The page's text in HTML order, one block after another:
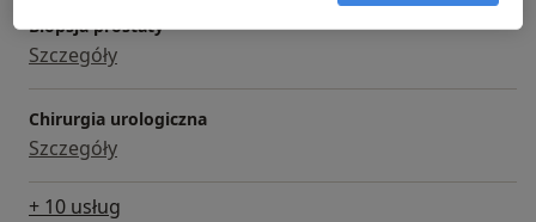
Biopsja prostaty
Szczegóły
Chirurgia urologiczna
Szczegóły
+ 10 usług